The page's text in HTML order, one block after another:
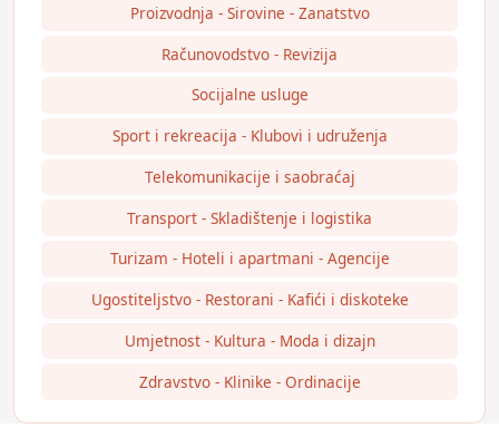
Proizvodnja - Sirovine - Zanatstvo
Računovodstvo - Revizija
Socijalne usluge
Sport i rekreacija - Klubovi i udruženja
Telekomunikacije i saobraćaj
Transport - Skladištenje i logistika
Turizam - Hoteli i apartmani - Agencije
Ugostiteljstvo - Restorani - Kafići i diskoteke
Umjetnost - Kultura - Moda i dizajn
Zdravstvo - Klinike - Ordinacije